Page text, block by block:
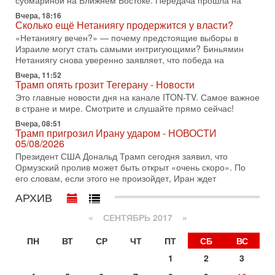
30-07-2026, 17:59
Иран доведет Трампа до крайних мер? Разбор и
оценка от военного обозревателя Давида Шарпа
Ситуация вокруг противостояния Ирана и США накаляется
с каждым днем. Почему Трамп в самый последний момент
отменил решение о нанесении тяжелых ударов
30-07-2026, 16:54
Покупатель авиакомпании «Аркия» намерен
запретить полеты по субботам!
Вокруг возможной продажи авиакомпании «Аркия»
разгорается громкий конфликт.
30-07-2026, 08:16
Трамп готовит удар по Ирану - НОВОСТИ 30/07/2026
Президент США Дональд Трамп сегодня рассматривает
возможность масштабной военной операции против Ирана
после ракетной атаки на американскую базу в
29-07-2026, 18:28
Трамп взбешен атакой на базы! Иран играет с огнем.
Израиль меняет курс
В эфире телеканала ITON-TV политолог Цви Маген,
дипломат, в прошлом - старший офицер военной разведки
АМАН, глава спецслужбы "Натив", ‎Чрезвычайный и
Вчера, 18:16
Сколько ещё Нетаниягу продержится у власти?
«Нетаниягу вечен?» — почему предстоящие выборы в
Израиле могут стать самыми интригующими? Биньямин
Нетаниягу снова уверенно заявляет, что победа на
Вчера, 11:52
Трамп опять грозит Тегерану - Новости
Это главные новости дня на канале ITON-TV. Самое важное
в стране и мире. Смотрите и слушайте прямо сейчас!
Вчера, 08:51
Трамп пригрозил Ирану ударом - НОВОСТИ
05/08/2026
Президент США Дональд Трамп сегодня заявил, что
Ормузский пролив может быть открыт «очень скоро». По
его словам, если этого не произойдет, Иран ждет
АРХИВ
« СЕНТЯБРЬ 2017 »
ПН
ВТ СР ЧТ ПТ СБ
ВС
1
2
3